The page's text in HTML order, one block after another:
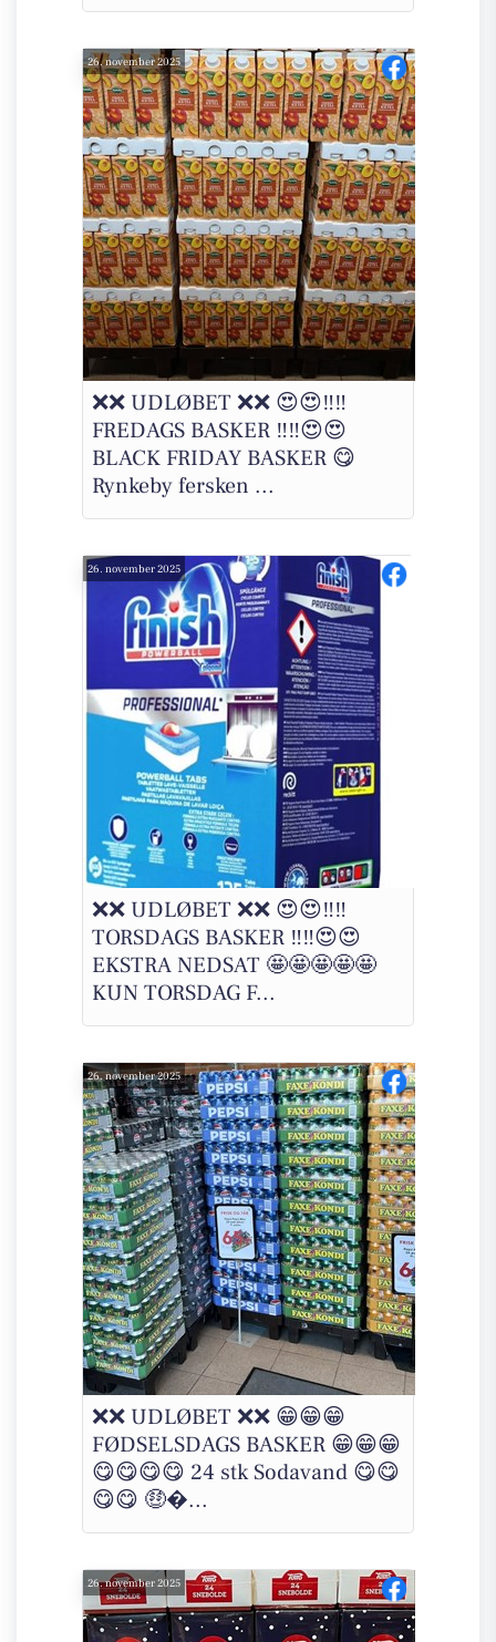
26. november 2025
❌❌ UDLØBET ❌❌ 😍😍‼️‼️
FREDAGS BASKER ‼️‼️😍😍
BLACK FRIDAY BASKER 😋
Rynkeby fersken ...
26. november 2025
❌❌ UDLØBET ❌❌ 😍😍‼️‼️
TORSDAGS BASKER ‼️‼️😍😍
EKSTRA NEDSAT 🤩🤩🤩🤩🤩
KUN TORSDAG F...
26. november 2025
❌❌ UDLØBET ❌❌ 😁😁😁
FØDSELSDAGS BASKER 😁😁😁
😋😋😋😋 24 stk Sodavand 😋😋
😋😋 🤑�...
26. november 2025